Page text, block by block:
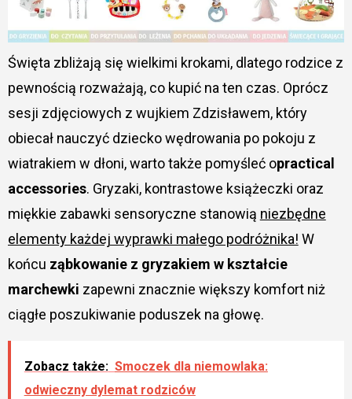
Święta zbliżają się wielkimi krokami, dlatego rodzice z
pewnością rozważają, co kupić na ten czas. Oprócz
sesji zdjęciowych z wujkiem Zdzisławem, który
obiecał nauczyć dziecko wędrowania po pokoju z
wiatrakiem w dłoni, warto także pomyśleć opractical
accessories. Gryzaki, kontrastowe książeczki oraz
miękkie zabawki sensoryczne stanowią niezbędne
elementy każdej wyprawki małego podróżnika! W
końcu ząbkowanie z gryzakiem w kształcie
marchewki zapewni znacznie większy komfort niż
ciągłe poszukiwanie poduszek na głowę.
Zobacz także: Smoczek dla niemowlaka:
odwieczny dylemat rodziców